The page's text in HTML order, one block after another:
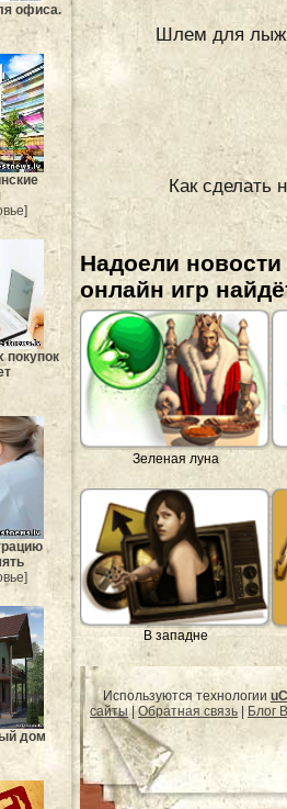
офиса.
покупок
дом
Шлем для
Как сделать
Надоели
онлайн игр
Зеленая луна
В западне
Используются технологии
сайты|Обратная связь Блог